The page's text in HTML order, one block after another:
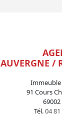
AUVERGNE /
Immeuble
91 Cours
Tél.04